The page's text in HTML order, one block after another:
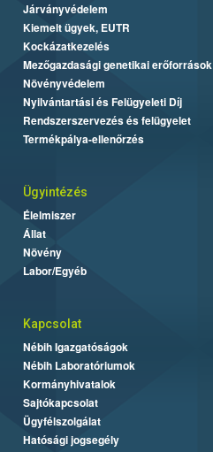
Járványvédelem
Kiemelt ügyek, EUTR
Kockázatkezelés
Mezőgazdasági genetikai erőforrások
Növényvédelem
Nyilvántartási és Felügyeleti Díj
Rendszerszervezés és felügyelet
Termékpálya-ellenőrzés
Ügyintézés
Élelmiszer
Állat
Növény
Labor/Egyéb
Kapcsolat
Nébih Igazgatóságok
Nébih Laboratóriumok
Kormányhivatalok
Sajtókapcsolat
Ügyfélszolgálat
Hatósági jogsegély